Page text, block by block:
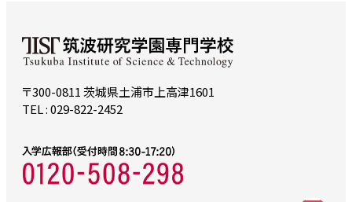
〒300-0811 茨城県土浦市上高津1601
TEL : 029-822-2452